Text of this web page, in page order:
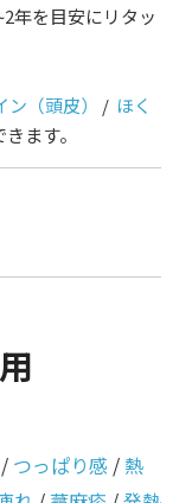
年を目安にリタッ
（頭皮） / ほく
ます。
/ つっぱり感 / 熱